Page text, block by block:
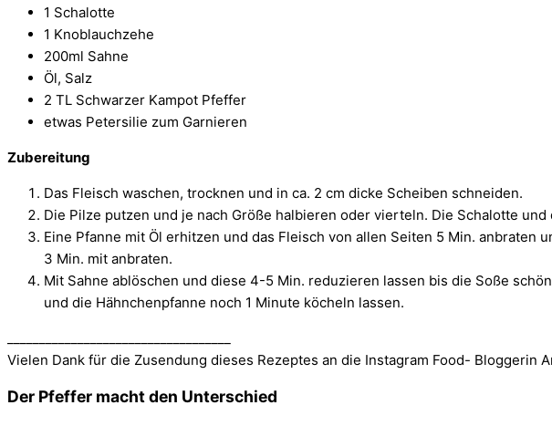
1 Schalotte
1 Knoblauchzehe
200ml Sahne
Öl, Salz
2 TL Schwarzer Kampot Pfeffer
etwas Petersilie zum Garnieren
Zubereitung
Das Fleisch waschen, trocknen und in ca. 2 cm dicke Scheiben schneiden.
Die Pilze putzen und je nach Größe halbieren oder vierteln. Die Schalotte
Eine Pfanne mit Öl erhitzen und das Fleisch von allen Seiten 5 Min.
3 Min. mit anbraten.
Mit Sahne ablöschen und diese 4-5 Min. reduzieren lassen bis die Soße
und die Hähnchenpfanne noch 1 Minute köcheln lassen.
Vielen Dank für die Zusendung dieses Rezeptes an die Instagram Food- Bloggerin
Der Pfeffer macht den Unterschied